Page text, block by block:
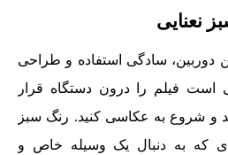
دوربین، سادگی استفاده و طراحی
است فیلم را درون دستگاه قرار
و شروع به عکاسی کنید. رنگ سبز
که به دنبال یک وسیله خاص و